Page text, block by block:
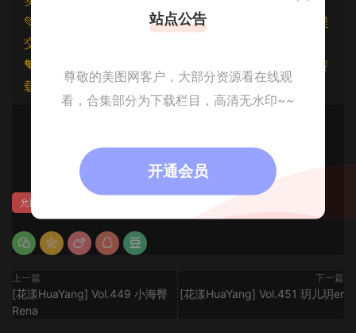
💚本文资源均来源网友分享，若侵犯了您的权益可以提
交工单处理。
🧡原文链接：
，转
载请注明出处。
允爾
上一篇
[花漾HuaYang] Vol.449 小海臀
Rena
下一篇
[花漾HuaYang] Vol.451 玥儿玥er
站点公告
尊敬的美图网客户，大部分资源看在线观
看，合集部分为下载栏目，高清无水印~~
开通会员